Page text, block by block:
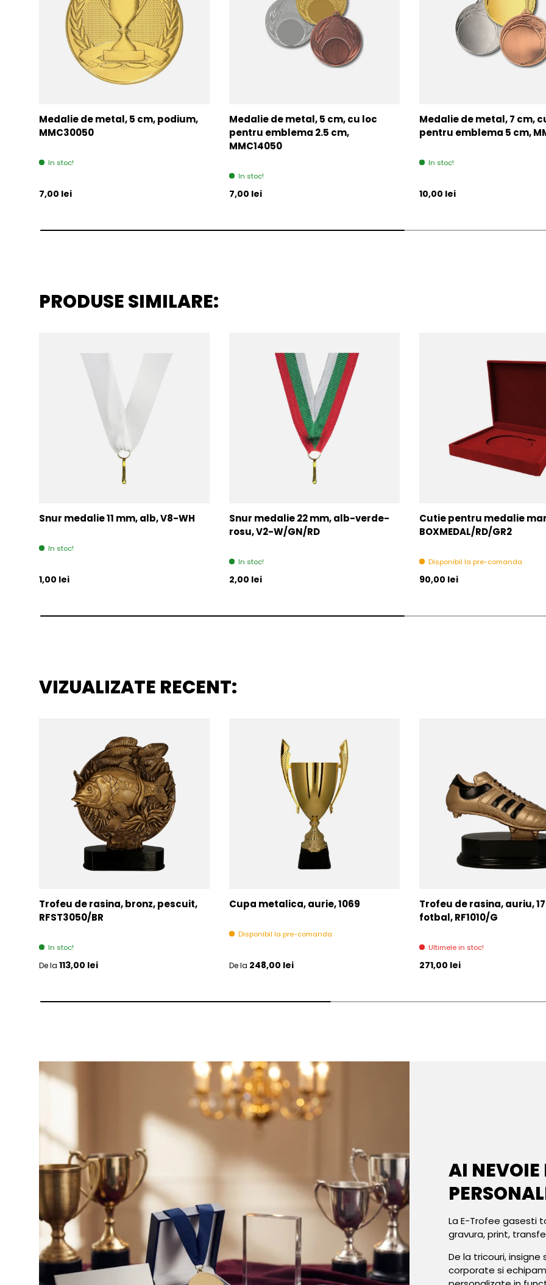
Medalie de metal, 5 cm, podium,
MMC30050
In stoc!
Pret initial
7,00 lei
Medalie de metal, 5 cm, cu loc
pentru emblema 2.5 cm,
MMC14050
In stoc!
Pret initial
7,00 lei
Medalie de metal, 7 cm,
pentru emblema 5 cm,
In stoc!
Pret initial
10,00 lei
PRODUSE SIMILARE:
Snur medalie 11 mm, alb, V8-WH
In stoc!
Pret initial
1,00 lei
Snur medalie 22 mm, alb-verde-
rosu, V2-W/GN/RD
In stoc!
Pret initial
2,00 lei
Cutie pentru medalie
BOXMEDAL/RD/GR2
Disponibil la pre-comanda
Pret initial
90,00 lei
VIZUALIZATE RECENT:
Trofeu de rasina, bronz, pescuit,
RFST3050/BR
In stoc!
Pret initial
De la 113,00 lei
Cupa metalica, aurie, 1069
Disponibil la pre-comanda
Pret initial
De la 248,00 lei
Trofeu de rasina, auriu,
fotbal, RF1010/G
Ultimele in stoc!
Pret initial
271,00 lei
AI NEVOIE
La E-Trofee gasesti
gravura, print,
De la tricouri,
corporate si